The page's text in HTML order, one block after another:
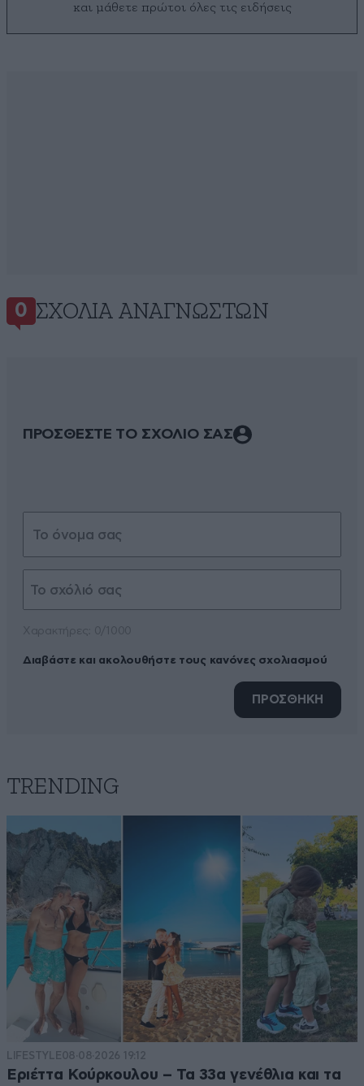
και μάθετε πρώτοι όλες τις ειδήσεις
0 ΣΧΌΛΙΑ ΑΝΑΓΝΩΣΤΏΝ
ΠΡΟΣΘΕΣΤΕ ΤΟ ΣΧΟΛΙΟ ΣΑΣ
Διαβάστε και ακολουθήστε τους κανόνες σχολιασμού
ΠΡΟΣΘΗΚΗ
TRENDING
LIFESTYLE08·08·2026 19:12
Εριέττα Κούρκουλου – Τα 33α γενέθλια και τα